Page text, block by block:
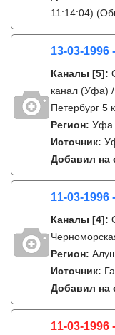
11:14:04)
13-03-1996
Каналы [5]:
канал (Уфа)
Петербург 5
Регион: Уфа
Источник:
Добавил на
11-03-1996
Каналы [4]:
Регион:
Источник:
Добавил на
11-03-1996